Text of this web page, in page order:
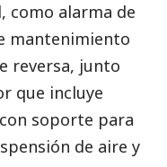
como alarma de
mantenimiento
reversa, junto
que incluye
soporte para
de aire y